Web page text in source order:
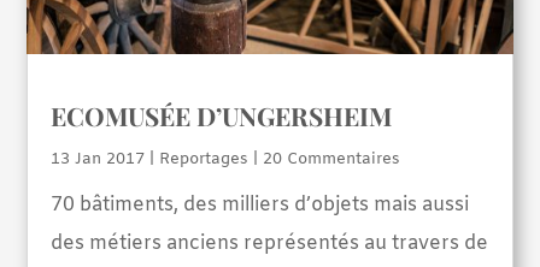
ECOMUSÉE D’UNGERSHEIM
13 Jan 2017 Reportages | 20 Commentaires
70 bâtiments, des milliers d’objets mais aussi
des métiers anciens représentés au travers de